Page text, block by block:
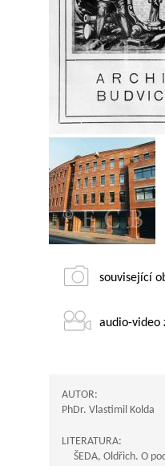
související
audio-video
AUTOR:
PhDr. Vlastimil Kolda
LITERATURA:
ŠEDA, Oldřich. O